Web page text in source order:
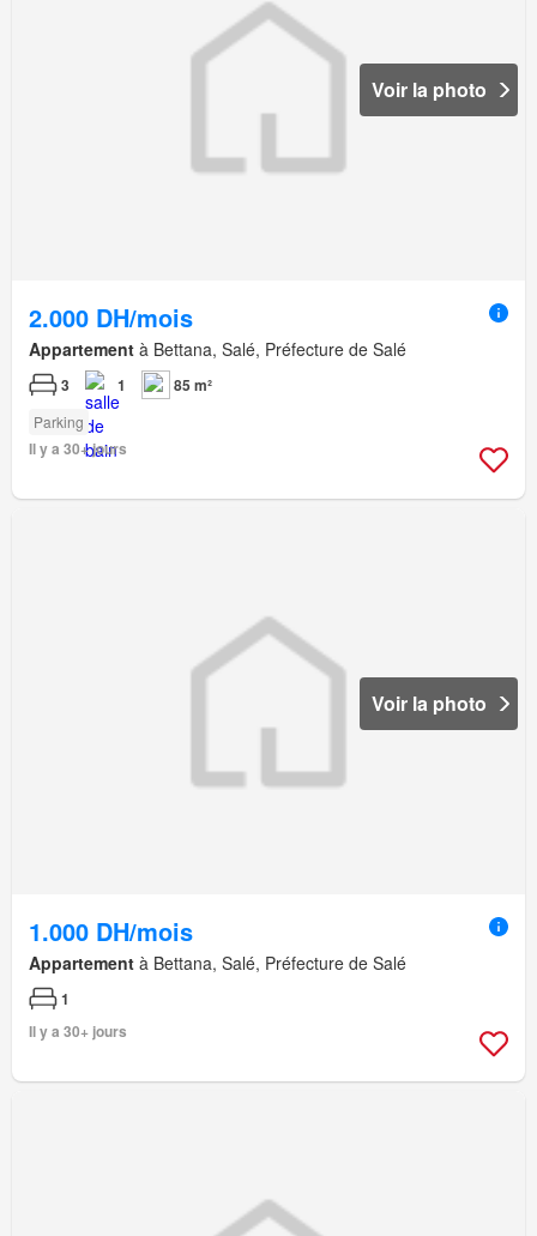
Voir la photo
2.000 DH/mois
Appartement à Bettana, Salé, Préfecture de Salé
3 1 85 m²
Parking
Il y a 30+ jours
Voir la photo
1.000 DH/mois
Appartement à Bettana, Salé, Préfecture de Salé
1
Il y a 30+ jours